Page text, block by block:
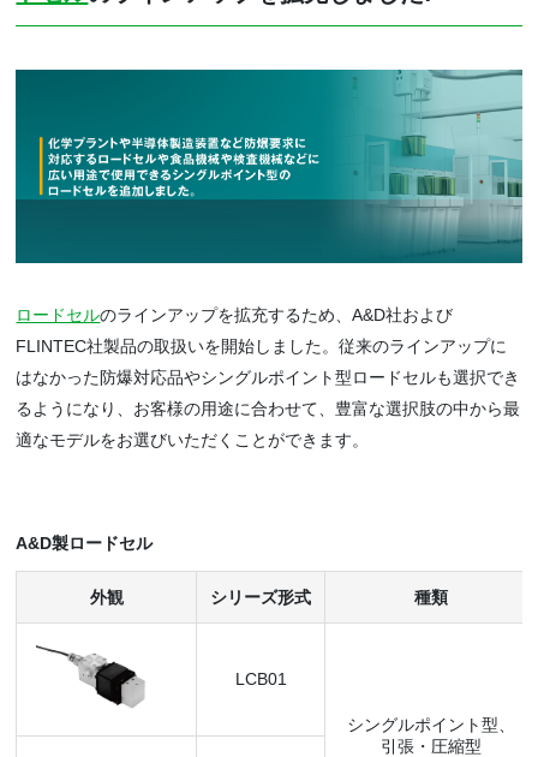
ロードセルのラインアップを拡充するため、A&D社および
FLINTEC社製品の取扱いを開始しました。従来のラインアップに
はなかった防爆対応品やシングルポイント型ロードセルも選択でき
るようになり、お客様の用途に合わせて、豊富な選択肢の中から最
適なモデルをお選びいただくことができます。
A&D製ロードセル
外観 シリーズ形式 種類
LCB01
シングルポイント型、
引張・圧縮型